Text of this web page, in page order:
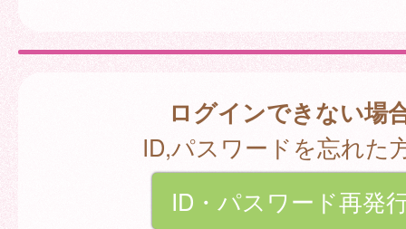
ログインできない場
ID,パスワードを忘れた
ID・パスワード再発